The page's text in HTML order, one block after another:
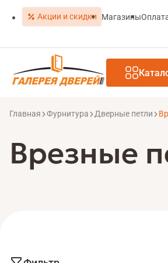
Акции и скидки Магазины
Главная Фурнитура Дверные петли
Врезные